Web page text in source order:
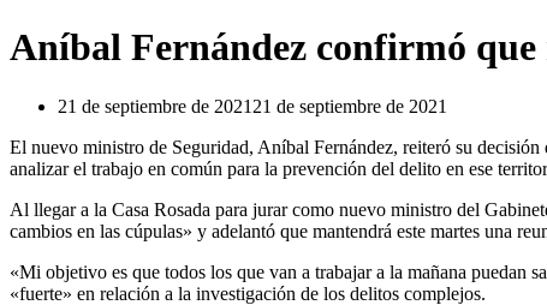
Aníbal Fernández confirmó que
21 de septiembre de 2021 21 de septiembre de 2021
El nuevo ministro de Seguridad, Aníbal Fernández, reiteró su
analizar el trabajo en común para la prevención del delito en ese
Al llegar a la Casa Rosada para jurar como nuevo ministro del
cambios en las cúpulas» y adelantó que mantendrá este martes una
«Mi objetivo es que todos los que van a trabajar a la mañana puedan
«fuerte» en relación a la investigación de los delitos complejos.